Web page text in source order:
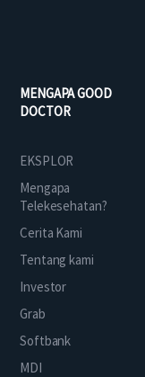
MENGAPA GOOD
DOCTOR
EKSPLOR
Mengapa
Telekesehatan?
Cerita Kami
Tentang kami
Investor
Grab
Softbank
MDI